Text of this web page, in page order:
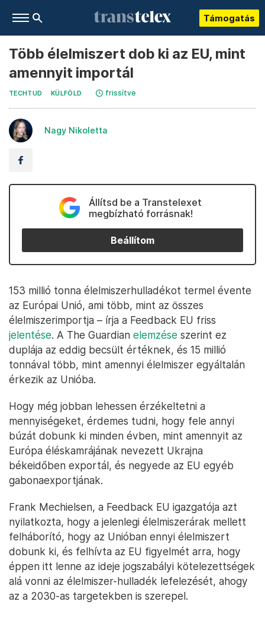
Támogatás
Több élelmiszert dob ki az EU, mint
amennyit importál
TECHTUD KÜLFÖLD frissítve
Nagy Nikoletta
Állítsd be a Transtelexet
megbízható forrásnak!
Beállítom
153 millió tonna élelmiszerhulladékot termel évente
az Európai Unió, ami több, mint az összes
élelmiszerimportja – írja a Feedback EU friss
jelentése. A The Guardian elemzése szerint ez
duplája az eddig becsült értéknek, és 15 millió
tonnával több, mint amennyi élelmiszer egyáltalán
érkezik az Unióba.
Hogy még jobban lehessen érzékeltetni a
mennyiségeket, érdemes tudni, hogy fele annyi
búzát dobunk ki minden évben, mint amennyit az
Európa éléskamrájának nevezett Ukrajna
békeidőben exportál, és negyede az EU egyéb
gabonaexportjának.
Frank Mechielsen, a Feedback EU igazgatója azt
nyilatkozta, hogy a jelenlegi élelmiszerárak mellett
felháborító, hogy az Unióban ennyi élelmiszert
dobunk ki, és felhívta az EU figyelmét arra, hogy
éppen itt lenne az ideje jogszabályi kötelezettségek
alá vonni az élelmiszer-hulladék lefelezését, ahogy
az a 2030-as targetekben is szerepel.